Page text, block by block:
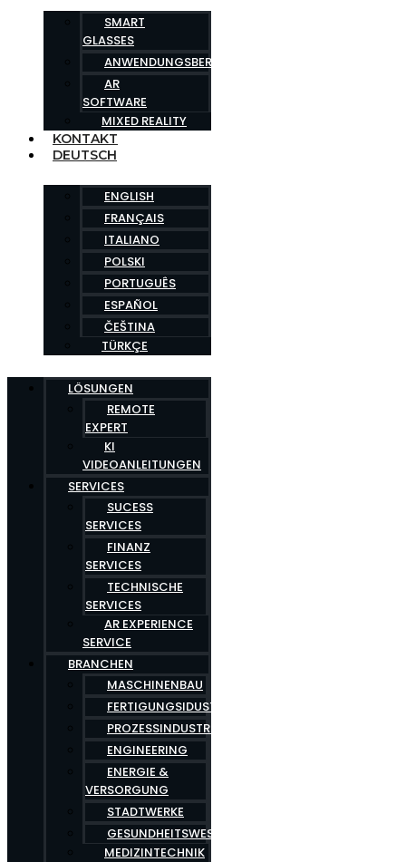
SMART
GLASSES
ANWENDUNGSBEREICHE
AR
SOFTWARE
MIXED REALITY
KONTAKT
DEUTSCH
ENGLISH
FRANÇAIS
ITALIANO
POLSKI
PORTUGUÊS
ESPAÑOL
ČEŠTINA
TÜRKÇE
LÖSUNGEN
REMOTE
EXPERT
KI
VIDEOANLEITUNGEN
SERVICES
SUCESS
SERVICES
FINANZ
SERVICES
TECHNISCHE
SERVICES
AR EXPERIENCE
SERVICE
BRANCHEN
MASCHINENBAU
FERTIGUNGSIDUSTRIE
PROZESSINDUSTRIE
ENGINEERING
ENERGIE &
VERSORGUNG
STADTWERKE
GESUNDHEITSWESEN
MEDIZINTECHNIK